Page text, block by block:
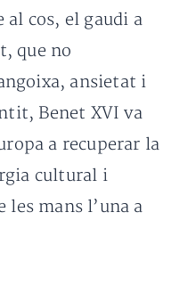
al cos, el gaudi a
que no
ansietat i
Benet XVI va
a recuperar la
cultural i
mans l’una a